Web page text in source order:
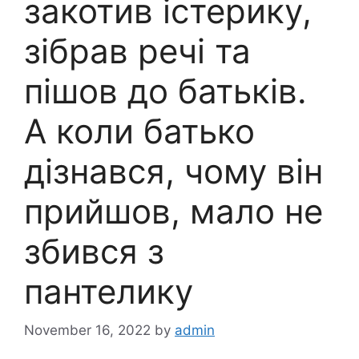
закотив істерику,
зібрав речі та
пішов до батьків.
А коли батько
дізнався, чому він
прийшов, мало не
збився з
пантелику
November 16, 2022 by admin